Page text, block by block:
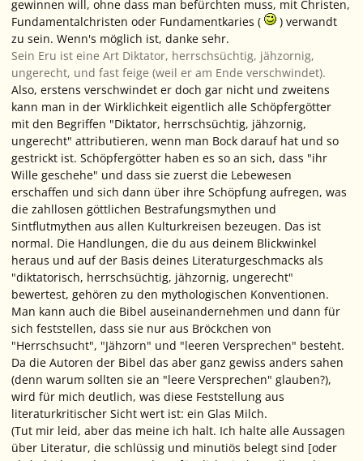
gewinnen will, ohne dass man befürchten muss, mit Christen,
Fundamentalchristen oder Fundamentkaries (
) verwandt
zu sein. Wenn's möglich ist, danke sehr.
Sein Eru ist eine Art Diktator, herrschsüchtig, jähzornig,
ungerecht, und fast feige (weil er am Ende verschwindet).
Also, erstens verschwindet er doch gar nicht und zweitens
kann man in der Wirklichkeit eigentlich alle Schöpfergötter
mit den Begriffen "Diktator, herrschsüchtig, jähzornig,
ungerecht" attributieren, wenn man Bock darauf hat und so
gestrickt ist. Schöpfergötter haben es so an sich, dass "ihr
Wille geschehe" und dass sie zuerst die Lebewesen
erschaffen und sich dann über ihre Schöpfung aufregen, was
die zahllosen göttlichen Bestrafungsmythen und
Sintflutmythen aus allen Kulturkreisen bezeugen. Das ist
normal. Die Handlungen, die du aus deinem Blickwinkel
heraus und auf der Basis deines Literaturgeschmacks als
"diktatorisch, herrschsüchtig, jähzornig, ungerecht"
bewertest, gehören zu den mythologischen Konventionen.
Man kann auch die Bibel auseinandernehmen und dann für
sich feststellen, dass sie nur aus Bröckchen von
"Herrschsucht", "Jähzorn" und "leeren Versprechen" besteht.
Da die Autoren der Bibel das aber ganz gewiss anders sahen
(denn warum sollten sie an "leere Versprechen" glauben?),
wird für mich deutlich, was diese Feststellung aus
literaturkritischer Sicht wert ist: ein Glas Milch.
(Tut mir leid, aber das meine ich halt. Ich halte alle Aussagen
über Literatur, die schlüssig und minutiös belegt sind [oder